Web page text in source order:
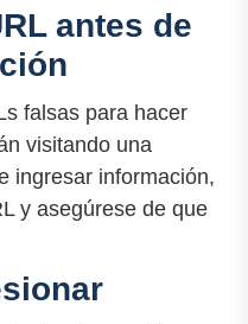
antes de
falsas para hacer
visitando una
ingresar información,
y asegúrese de que